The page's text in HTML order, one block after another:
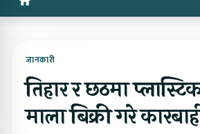
जानकारी
तिहार र छठमा
माला बिक्री गरे